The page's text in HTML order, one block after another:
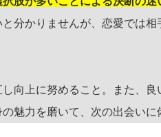
分かりませんが、恋愛では相
向上に努めること。また、良
魅力を磨いて、次の出会いに